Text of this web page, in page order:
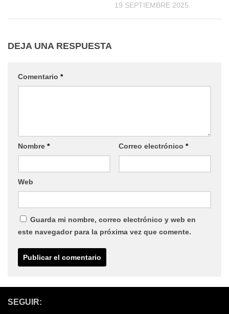
19 SEPTIEMBRE 2025
DEJA UNA RESPUESTA
Comentario *
Nombre * Correo electrónico *
Web
Guarda mi nombre, correo electrónico y web en
este navegador para la próxima vez que comente.
SEGUIR: